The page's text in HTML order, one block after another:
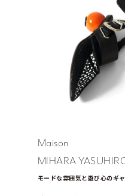
Maison
MIHARA
モードな雰囲気と遊び心のギ